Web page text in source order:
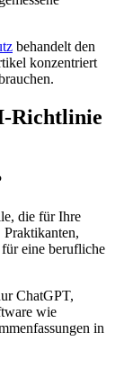
behandelt den
konzentriert
Richtlinie
die für Ihre
eine berufliche
ChatGPT,
wie
in